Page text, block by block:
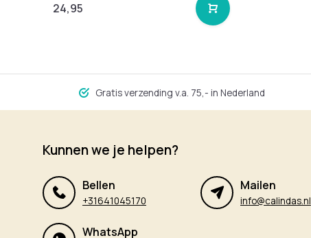
24,95
Gratis verzending v.a. 75,- in Nederland
Kunnen we je helpen?
Bellen
+31641045170
Mailen
info@calindas.nl
WhatsApp